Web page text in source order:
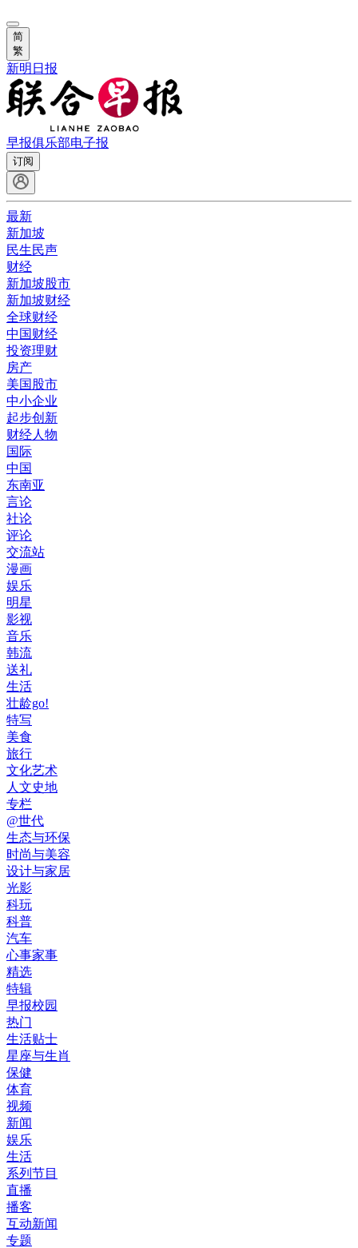
简
繁
新明日报
早报俱乐部电子报
订阅
最新
新加坡
民生民声
财经
新加坡股市
新加坡财经
全球财经
中国财经
投资理财
房产
美国股市
中小企业
起步创新
财经人物
国际
中国
东南亚
言论
社论
评论
交流站
漫画
娱乐
明星
影视
音乐
韩流
送礼
生活
壮龄go!
特写
美食
旅行
文化艺术
人文史地
专栏
@世代
生态与环保
时尚与美容
设计与家居
光影
科玩
科普
汽车
心事家事
精选
特辑
早报校园
热门
生活贴士
星座与生肖
保健
体育
视频
新闻
娱乐
生活
系列节目
直播
播客
互动新闻
专题